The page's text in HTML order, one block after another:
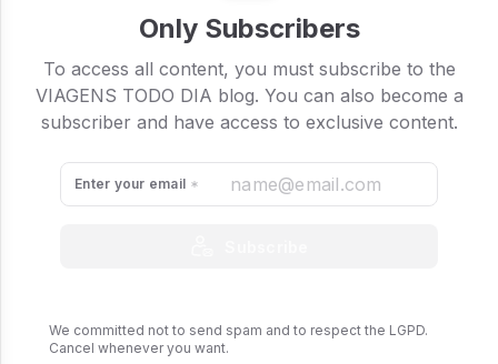
Viagens Todo Dia era falar sobre um hotel
histórico de Petrópolis, cidade que tem uma
programação e decoração toda especial para o Natal.
Only Subscribers
To access all content, you must subscribe to the
VIAGENS TODO DIA blog. You can also become a
subscriber and have access to exclusive content.
Enter your email
We committed not to send spam and to respect the LGPD.
Cancel whenever you want.